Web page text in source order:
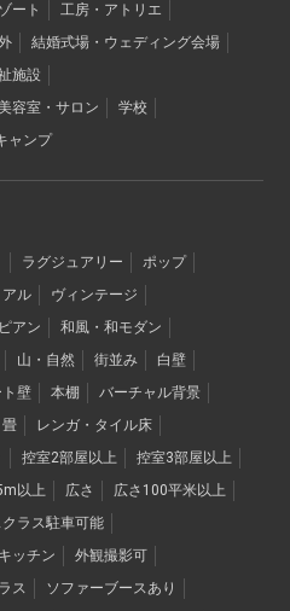
ート
工房・アトリエ
結婚式場・ウェディング会場
施設
容室・サロン
学校
ャンプ
ラグジュアリー
ポップ
ル
ヴィンテージ
アン
和風・和モダン
山・自然 街並み
白壁
ト壁 本棚
バーチャル背景
畳
レンガ・タイル床
控室2部屋以上
控室3部屋以上
以上 広さ
広さ100平米以上
ラス駐車可能
ッチン
外観撮影可
ス
ソファーブースあり